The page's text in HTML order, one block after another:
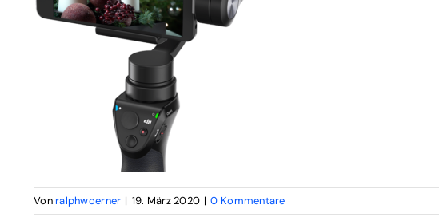
Vonralphwoerner | 19. März 2020 | 0 Kommentare